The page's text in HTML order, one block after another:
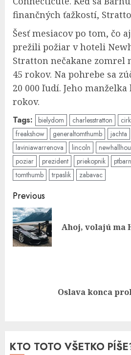
finančných ťažkostí,
Šesť mesiacov po tom, čo
prežili požiar v hoteli
Stratton nečakane zomrel
45 rokov. Na pohrebe sa
20 000 ľudí. Jeho
rokov.
Tags: bielydom charlesstratton
freakshow
generaltomthumb jachta
laviniawarrenova
lincoln
poziar
prezident priekopnik
tomthumb
trpaslik zabavac
Post
navigation
Previous
Ahoj, volajú ma
Oslava konca
KTO TOTO VŠETKO